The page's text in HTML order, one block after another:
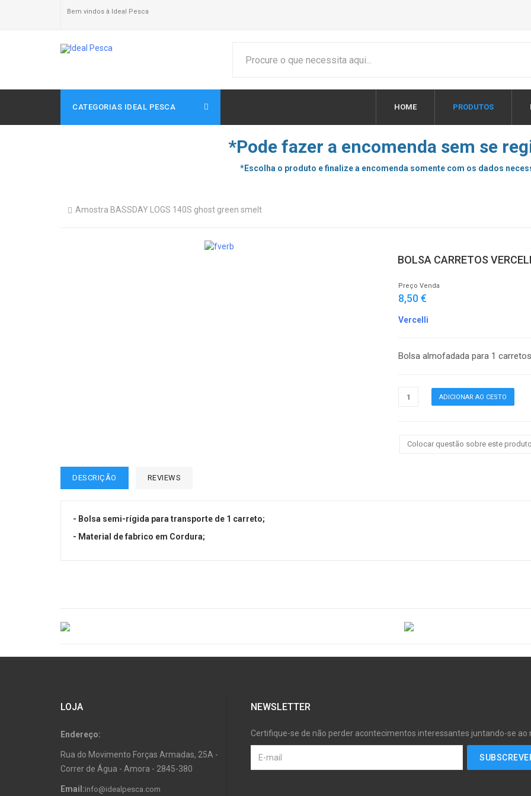
Bem vindos à Ideal Pesca
CATEGORIAS IDEAL PESCA HOME PRODUTOS
*Pode fazer a encomenda sem se
*Escolha o produto e finalize a encomenda somente com os dados
Amostra BASSDAY LOGS 140S ghost green smelt
BOLSA CARRETOS
Preço Venda
8,50 €
Vercelli
Bolsa almofadada para 1
Colocar questão sobre este
DESCRIÇÃO REVIEWS
- Bolsa semi-rígida para transporte de 1 carreto;
- Material de fabrico em Cordura;
LOJA
Endereço:
Rua do Movimento Forças Armadas, 25A -
Correr de Água - Amora - 2845-380
Email:info@idealpesca.com
NEWSLETTER
Certifique-se de não perder acontecimentos interessantes juntando-se